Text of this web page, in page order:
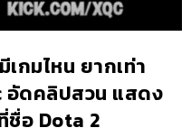
กมไหน ยากเท่า
อัดคลิปสวน แสดง
ชื่อ Dota 2